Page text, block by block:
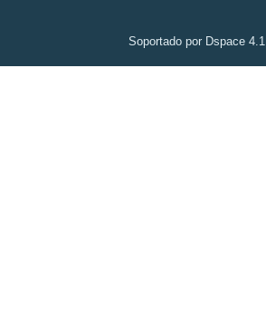
Soportado por Dspace 4.1